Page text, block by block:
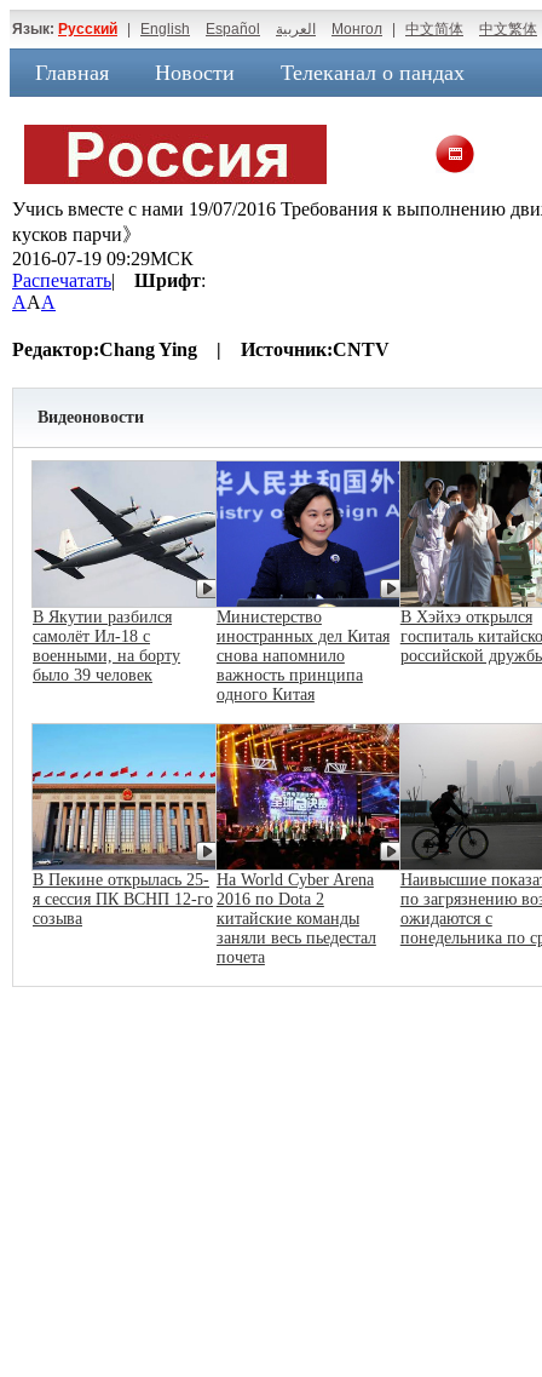
Язык: Русский English Español العربية Монгол 中文简体 中文繁体
Главная Новости Телеканал о пандах
Учись вместе с нами 19/07/2016 Требования к выполнению
кусков парчи》
2016-07-19 09:29МСК
Распечатать| Шрифт:
AAA
Редактор:Chang Ying | Источник:CNTV
Видеоновости
В Якутии разбился
самолёт Ил-18 с
военными, на борту
было 39 человек
Министерство
иностранных дел Китая
снова напомнило
важность принципа
одного Китая
В Хэйхэ открылся
госпиталь
российской
В Пекине открылась 25-
я сессия ПК ВСНП 12-го
созыва
На World Cyber Arena
2016 по Dota 2
китайские команды
заняли весь пьедестал
почета
Наивысшие
по загрязнению
ожидаются с
понедельника по